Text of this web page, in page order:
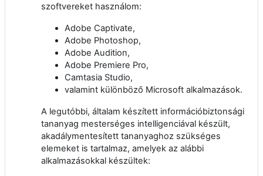
szoftvereket használom:
Adobe Captivate,
Adobe Photoshop,
Adobe Audition,
Adobe Premiere Pro,
Camtasia Studio,
valamint különböző Microsoft alkalmazások.
A legutóbbi, általam készített információbiztonsági
tananyag mesterséges intelligenciával készült,
akadálymentesített tananyaghoz szükséges
elemeket is tartalmaz, amelyek az alábbi
alkalmazásokkal készültek: